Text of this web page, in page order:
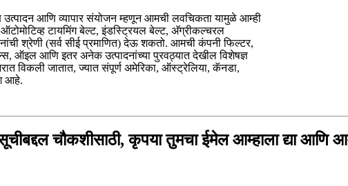
उत्पादन आणि व्यापार संयोजन म्हणून आमची लवचिकता यामुळे आम्ही
ऑटोमोटिव्ह टायमिंग बेल्ट, इंडस्ट्रियल बेल्ट, अ‍ॅग्रीकल्चरल
श्रेणी (सर्व सीई प्रमाणित) देऊ शकतो. आमची कंपनी फिल्टर,
ऑइल आणि इतर अनेक उत्पादनांच्या पुरवठ्यात देखील विशेषज्ञ
विकली जातात, ज्यात संपूर्ण अमेरिका, ऑस्ट्रेलिया, कॅनडा,
आहे.
चौकशीसाठी, कृपया तुमचा ईमेल आम्हाला द्या आणि